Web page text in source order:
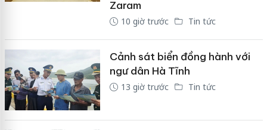
Zaram
10 giờ trước Tin tức
Cảnh sát biển đồng hành với
ngư dân Hà Tĩnh
13 giờ trước Tin tức